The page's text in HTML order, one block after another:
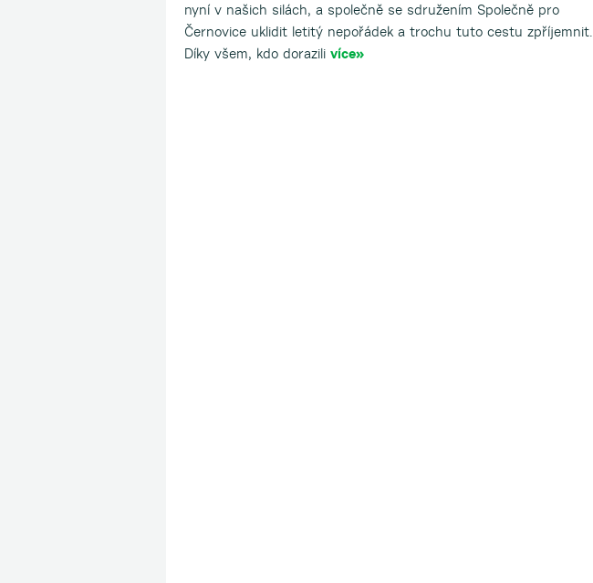
nyní v našich silách, a společně se sdružením Společně pro
Černovice uklidit letitý nepořádek a trochu tuto cestu zpříjemnit.
Díky všem, kdo dorazili více»